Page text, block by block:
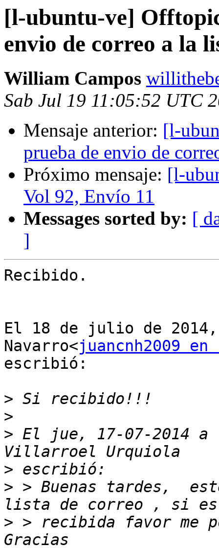
[l-ubuntu-ve]
envio de correo a la
William Campos
Sab Jul 19 11:05:52 UTC
Mensaje anterior: [l-
prueba de envio de
Próximo mensaje: [l-
Vol 92, Envío 11
Messages sorted by: [
]
​Recibido.​
El 18 de julio de
Navarro<juancnh2009
escribió:
>
>
> El jue, 17-07-2014 a
>
> > Buenas tardes,
> > recibida favor me